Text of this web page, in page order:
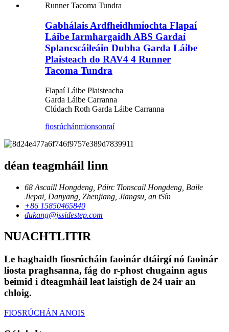
Gabhálais Ardfheidhmíochta Flapaí
Láibe Iarmhargaidh ABS Gardaí
Splancscáileáin Dubha Garda Láibe
Plaisteach do RAV4 4 Runner
Tacoma Tundra
Flapaí Láibe Plaisteacha
Garda Láibe Carranna
Clúdach Roth Garda Láibe Carranna
fiosrúchánmionsonraí
déan teagmháil linn
68 Ascaill Hongdeng, Páirc Tionscail Hongdeng, Baile
Jiepai, Danyang, Zhenjiang, Jiangsu, an tSín
+86 15850465840
dukang@jssidestep.com
NUACHTLITIR
Le haghaidh fiosrúcháin faoinár dtáirgí nó faoinár
liosta praghsanna, fág do r-phost chugainn agus
beimid i dteagmháil leat laistigh de 24 uair an
chloig.
FIOSRÚCHÁN ANOIS